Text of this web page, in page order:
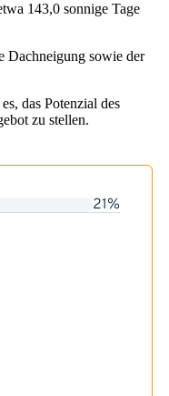
143,0 sonnige Tage
Dachneigung sowie der
das Potenzial des
zu stellen.